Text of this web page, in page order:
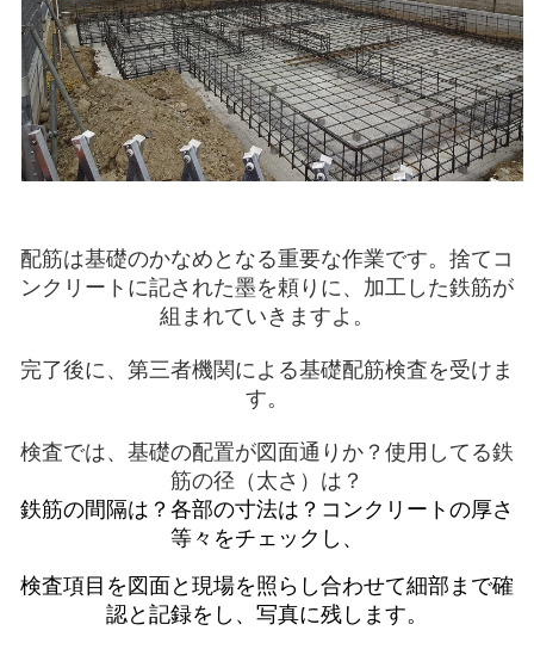
配筋は基礎のかなめとなる重要な作業です。捨てコ
ンクリートに記された墨を頼りに、加工した鉄筋が
組まれていきますよ。
完了後に、第三者機関による基礎配筋検査を受けま
す。
検査では、基礎の配置が図面通りか？使用してる鉄
筋の径（太さ）は？
鉄筋の間隔は？各部の寸法は？コンクリートの厚さ
等々をチェックし、
検査項目を図面と現場を照らし合わせて細部まで確
認と記録をし、写真に残します。